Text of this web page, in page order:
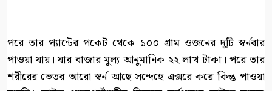
পরে তার প্যান্টের পকেট থেকে ১০০ গ্রাম ওজনের দুটি স্বর্নবার
পাওয়া যায়। যার বাজার মুল্য আনুমানিক ২২ লাখ টাকা। পরে তার
শরীরের ভেতর আরো স্বর্ন আছে সন্দেহে এক্সরে করে কিন্তু পাওয়া